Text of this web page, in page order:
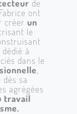
de
ont
créer un
le
à
dans le
dès sa
agrégées
travail